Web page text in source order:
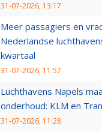
31-07-2026, 13:17
Meer passagiers en
Nederlandse
kwartaal
31-07-2026, 11:57
Luchthavens Napels
onderhoud: KLM en
31-07-2026, 11:28